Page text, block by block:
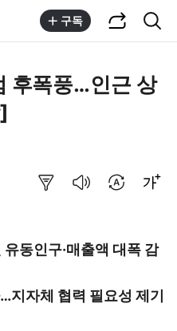
구독
후폭풍…인근 상
동인구·매출액 대폭 감
지자체 협력 필요성 제기